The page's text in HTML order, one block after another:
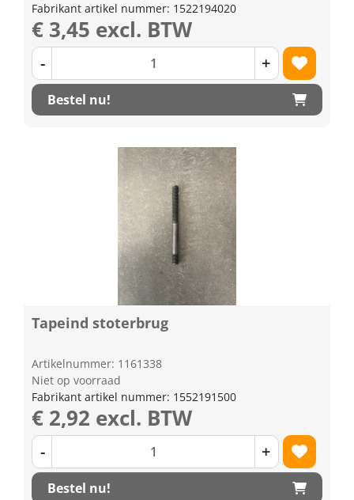
Fabrikant artikel nummer: 1522194020
€ 3,45 excl. BTW
- +
Bestel nu!
Tapeind stoterbrug
Artikelnummer: 1161338
Niet op voorraad
Fabrikant artikel nummer: 1552191500
€ 2,92 excl. BTW
- +
Bestel nu!